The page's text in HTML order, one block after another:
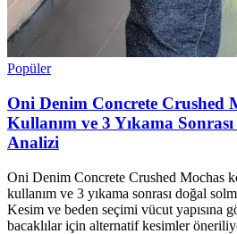
Popüler
Oni Denim Concrete Crushed
Kullanım ve 3 Yıkama
Analizi
Oni Denim Concrete Crushed Mochas
kullanım ve 3 yıkama sonrası doğal
Kesim ve beden seçimi vücut yapısına
bacaklılar için alternatif kesimler